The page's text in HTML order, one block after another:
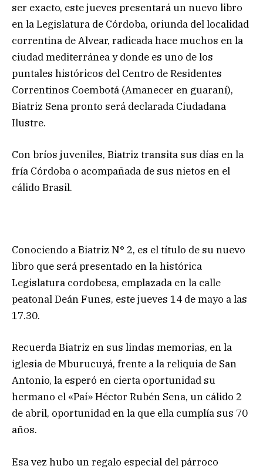
ser exacto, este jueves presentará un nuevo libro
en la Legislatura de Córdoba, oriunda del localidad
correntina de Alvear, radicada hace muchos en la
ciudad mediterránea y donde es uno de los
puntales históricos del Centro de Residentes
Correntinos Coembotá (Amanecer en guaraní),
Biatriz Sena pronto será declarada Ciudadana
Ilustre.
Con bríos juveniles, Biatriz transita sus días en la
fría Córdoba o acompañada de sus nietos en el
cálido Brasil.
Conociendo a Biatriz N° 2, es el título de su nuevo
libro que será presentado en la histórica
Legislatura cordobesa, emplazada en la calle
peatonal Deán Funes, este jueves 14 de mayo a las
17.30.
Recuerda Biatriz en sus lindas memorias, en la
iglesia de Mburucuyá, frente a la reliquia de San
Antonio, la esperó en cierta oportunidad su
hermano el «Paí» Héctor Rubén Sena, un cálido 2
de abril, oportunidad en la que ella cumplía sus 70
años.
Esa vez hubo un regalo especial del párroco